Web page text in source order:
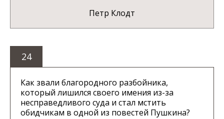
Петр Клодт
24
Как звали благородного разбойника,
который лишился своего имения из-за
несправедливого суда и стал мстить
обидчикам в одной из повестей Пушкина?